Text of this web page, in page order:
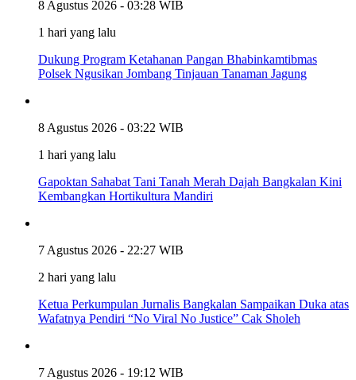
8 Agustus 2026 - 03:28 WIB
1 hari yang lalu
Dukung Program Ketahanan Pangan Bhabinkamtibmas
Polsek Ngusikan Jombang Tinjauan Tanaman Jagung
8 Agustus 2026 - 03:22 WIB
1 hari yang lalu
Gapoktan Sahabat Tani Tanah Merah Dajah Bangkalan Kini
Kembangkan Hortikultura Mandiri
7 Agustus 2026 - 22:27 WIB
2 hari yang lalu
Ketua Perkumpulan Jurnalis Bangkalan Sampaikan Duka atas
Wafatnya Pendiri “No Viral No Justice” Cak Sholeh
7 Agustus 2026 - 19:12 WIB